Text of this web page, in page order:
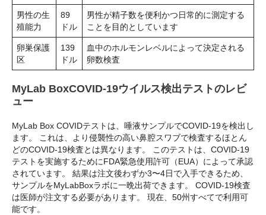
男性の生
殖能力
89
ドル
男性が精子数を便利かつ日常的に測定する
ことを目的としています
卵巣保護
区
139
ドル
血中のホルモンレベルによって決定される
卵数検査
MyLab BoxCOVID-19ウイルス検出テストのレビ
ュー
MyLab Box COVIDテストは、唾液サンプルでCOVID-19を検出し
ます。 これは、より侵襲性の高い鼻腔スワブで検査するほとん
どのCOVID-19検査とは異なります。 このテストは、COVID-19
テストを実施するためにFDA緊急使用許可（EUA）によって承認
されています。 結果は注文後わずか3〜4日で入手できるため、
サンプルをMyLabBoxラボに一晩出荷できます。 COVID-19検査
は医師が注文する必要があります。 現在、50州すべてで利用可
能です。